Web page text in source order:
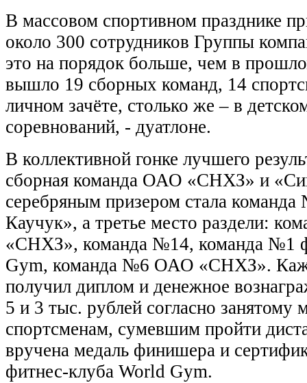
В массовом спортивном празднике
около 300 сотрудников Группы
это на порядок больше, чем в
вышло 19 сборных команд, 14
личном зачёте, столько же – в
соревнований, - дуатлоне.
В коллективной гонке лучшего
сборная команда ОАО «СНХЗ» и
серебряным призером стала
Каучук», а третье место раздели:
«СНХЗ», команда №14, команда №1
Gym, команда №6 ОАО «СНХЗ».
получил диплом и денежное
5 и 3 тыс. рублей согласно занятому
спортсменам, сумевшим пройти
вручена медаль финишера и
фитнес-клуба World Gym.